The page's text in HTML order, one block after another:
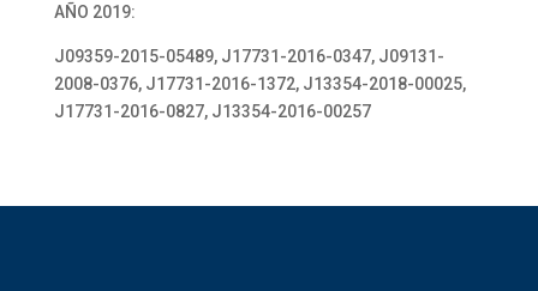
AÑO 2019:
J09359-2015-05489, J17731-2016-0347, J09131-
2008-0376, J17731-2016-1372, J13354-2018-00025,
J17731-2016-0827, J13354-2016-00257